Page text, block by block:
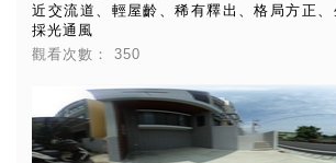
近交流道、輕屋齡、稀有釋出、格局方正
採光通風
觀看次數：350